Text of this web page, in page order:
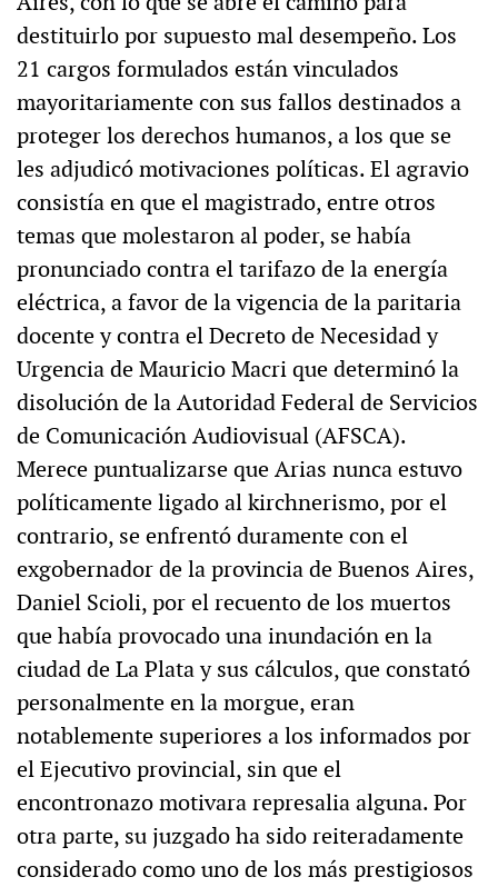
destituirlo por supuesto mal desempeño. Los
21 cargos formulados están vinculados
mayoritariamente con sus fallos destinados a
proteger los derechos humanos, a los que se
les adjudicó motivaciones políticas. El agravio
consistía en que el magistrado, entre otros
temas que molestaron al poder, se había
pronunciado contra el tarifazo de la energía
eléctrica, a favor de la vigencia de la paritaria
docente y contra el Decreto de Necesidad y
Urgencia de Mauricio Macri que determinó la
disolución de la Autoridad Federal de Servicios
de Comunicación Audiovisual (AFSCA).
Merece puntualizarse que Arias nunca estuvo
políticamente ligado al kirchnerismo, por el
contrario, se enfrentó duramente con el
exgobernador de la provincia de Buenos Aires,
Daniel Scioli, por el recuento de los muertos
que había provocado una inundación en la
ciudad de La Plata y sus cálculos, que constató
personalmente en la morgue, eran
notablemente superiores a los informados por
el Ejecutivo provincial, sin que el
encontronazo motivara represalia alguna. Por
otra parte, su juzgado ha sido reiteradamente
considerado como uno de los más prestigiosos